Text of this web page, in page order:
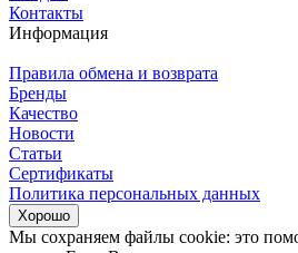
Контакты
Информация
Правила обмена и возврата
Бренды
Качество
Новости
Статьи
Сертификаты
Политика персональных данных
Хорошо
Мы сохраняем файлы cookie: это